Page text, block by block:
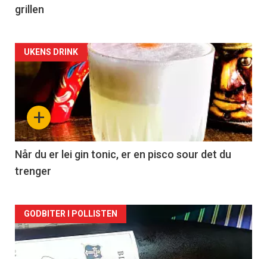
grillen
Forsiden
akkurat
nå
-
2
+
UKENS DRINK
Når du er lei gin tonic, er en pisco sour det du
trenger
Forsiden
akkurat
GODBITER I POLLISTEN